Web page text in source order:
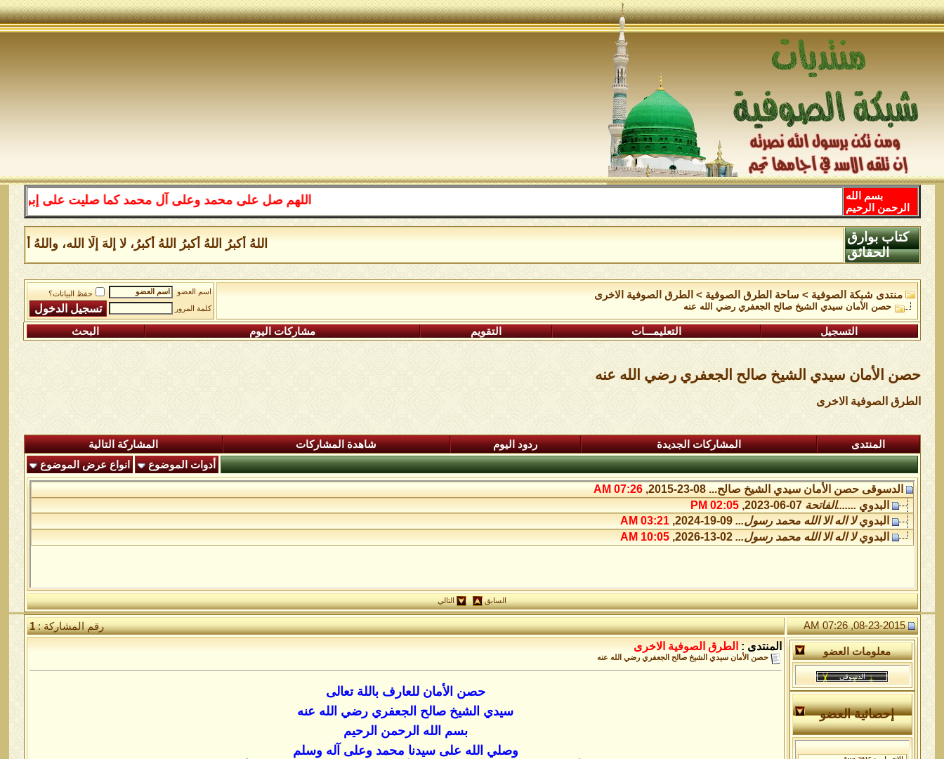
اللهم صل على محمد وعلى آل محمد كما صليت على إبراهيم وعلى
بسم الله
الرحمن الرحيم
اللهُ أكبرُ اللهُ أكبرُ اللهُ أكبرُ، لا إلهَ إلَّا الله، واللهُ
كتاب بوارق
الحقائق
منتدى شبكة الصوفية > ساحة الطرق الصوفية > الطرق الصوفية الاخرى
حصن الأمان سيدي الشيخ صالح الجعفري رضي الله عنه
اسم العضو
حفظ البيانات؟
كلمة المرور
التسجيل التعليمـــات التقويم مشاركات اليوم البحث
حصن الأمان سيدي الشيخ صالح الجعفري رضي الله عنه
الطرق الصوفية الاخرى
المنتدى المشاركات الجديدة ردود اليوم شاهدة المشاركات
المشاركة التالية
أدوات الموضوع
انواع عرض الموضوع
الدسوقى حصن الأمان سيدي الشيخ صالح...08-23-2015,
07:26 AM
البدوي .......الفاتحة 07-06-2023,
02:05 PM
البدوي لا اله الا الله محمد رسول... 09-19-2024,
03:21 AM
البدوي لا اله الا الله محمد رسول... 02-13-2026,
10:05 AM
السابق التالي
08-23-2015, 07:26 AM رقم المشاركة :1
معلومات العضو
إحصائية العضو
المنتدى : الطرق الصوفية الاخرى
حصن الأمان سيدي الشيخ صالح الجعفري رضي الله عنه
حصن الأمان للعارف باللة تعالى
سيدي الشيخ صالح الجعفري رضي الله عنه
بسم الله الرحمن الرحيم
وصلي الله على سيدنا محمد وعلى آله وسلم